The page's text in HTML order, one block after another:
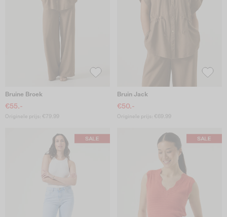
Bruine Broek
€55.-
Originele prijs: €79.99
Bruin Jack
€50.-
Originele prijs: €69.99